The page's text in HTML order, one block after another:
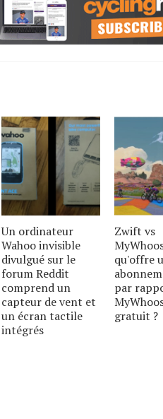
Un ordinateur
Wahoo invisible
divulgué sur le
forum Reddit
comprend un
capteur de vent et
un écran tactile
intégrés
Zwift vs
qu'offre
par
gratuit ?